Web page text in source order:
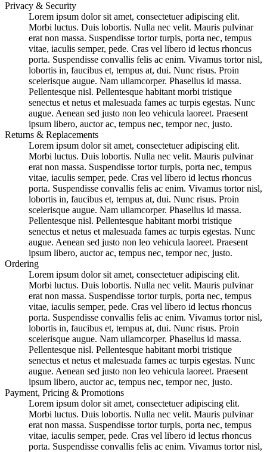
Privacy & Security
Lorem ipsum dolor sit amet, consectetuer adipiscing elit.
Morbi luctus. Duis lobortis. Nulla nec velit. Mauris pulvinar
erat non massa. Suspendisse tortor turpis, porta nec, tempus
vitae, iaculis semper, pede. Cras vel libero id lectus rhoncus
porta. Suspendisse convallis felis ac enim. Vivamus tortor nisl,
lobortis in, faucibus et, tempus at, dui. Nunc risus. Proin
scelerisque augue. Nam ullamcorper. Phasellus id massa.
Pellentesque nisl. Pellentesque habitant morbi tristique
senectus et netus et malesuada fames ac turpis egestas. Nunc
augue. Aenean sed justo non leo vehicula laoreet. Praesent
ipsum libero, auctor ac, tempus nec, tempor nec, justo.
Returns & Replacements
Lorem ipsum dolor sit amet, consectetuer adipiscing elit.
Morbi luctus. Duis lobortis. Nulla nec velit. Mauris pulvinar
erat non massa. Suspendisse tortor turpis, porta nec, tempus
vitae, iaculis semper, pede. Cras vel libero id lectus rhoncus
porta. Suspendisse convallis felis ac enim. Vivamus tortor nisl,
lobortis in, faucibus et, tempus at, dui. Nunc risus. Proin
scelerisque augue. Nam ullamcorper. Phasellus id massa.
Pellentesque nisl. Pellentesque habitant morbi tristique
senectus et netus et malesuada fames ac turpis egestas. Nunc
augue. Aenean sed justo non leo vehicula laoreet. Praesent
ipsum libero, auctor ac, tempus nec, tempor nec, justo.
Ordering
Lorem ipsum dolor sit amet, consectetuer adipiscing elit.
Morbi luctus. Duis lobortis. Nulla nec velit. Mauris pulvinar
erat non massa. Suspendisse tortor turpis, porta nec, tempus
vitae, iaculis semper, pede. Cras vel libero id lectus rhoncus
porta. Suspendisse convallis felis ac enim. Vivamus tortor nisl,
lobortis in, faucibus et, tempus at, dui. Nunc risus. Proin
scelerisque augue. Nam ullamcorper. Phasellus id massa.
Pellentesque nisl. Pellentesque habitant morbi tristique
senectus et netus et malesuada fames ac turpis egestas. Nunc
augue. Aenean sed justo non leo vehicula laoreet. Praesent
ipsum libero, auctor ac, tempus nec, tempor nec, justo.
Payment, Pricing & Promotions
Lorem ipsum dolor sit amet, consectetuer adipiscing elit.
Morbi luctus. Duis lobortis. Nulla nec velit. Mauris pulvinar
erat non massa. Suspendisse tortor turpis, porta nec, tempus
vitae, iaculis semper, pede. Cras vel libero id lectus rhoncus
porta. Suspendisse convallis felis ac enim. Vivamus tortor nisl,